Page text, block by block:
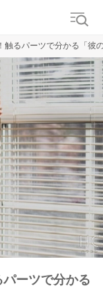
触るパーツで分かる「彼
ーツで分かる